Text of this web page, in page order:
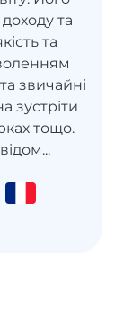
та
та
звичайні
зустріти
тощо.